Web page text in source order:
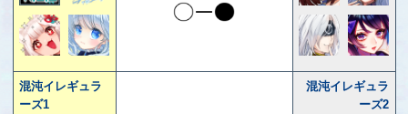
混沌イレギュラ
ーズ1
混沌イレギュラ
ーズ2